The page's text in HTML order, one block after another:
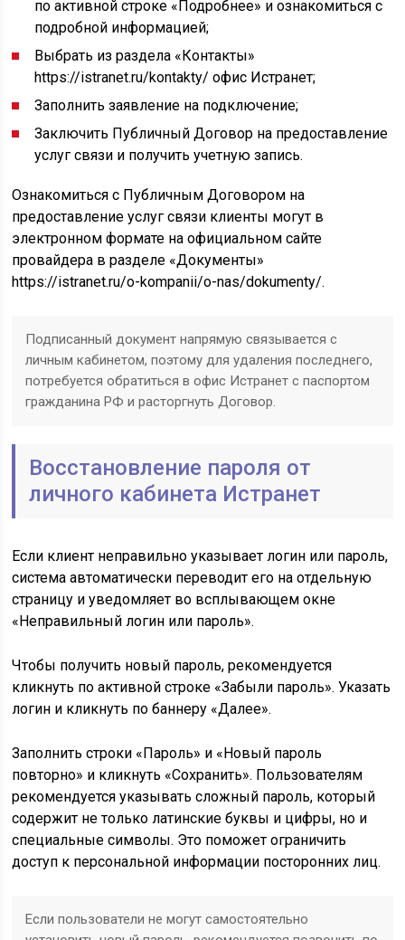
по активной строке «Подробнее» и ознакомиться с
подробной информацией;
Выбрать из раздела «Контакты»
https://istranet.ru/kontakty/ офис Истранет;
Заполнить заявление на подключение;
Заключить Публичный Договор на предоставление
услуг связи и получить учетную запись.
Ознакомиться с Публичным Договором на
предоставление услуг связи клиенты могут в
электронном формате на официальном сайте
провайдера в разделе «Документы»
https://istranet.ru/o-kompanii/o-nas/dokumenty/.
Подписанный документ напрямую связывается с
личным кабинетом, поэтому для удаления последнего,
потребуется обратиться в офис Истранет с паспортом
гражданина РФ и расторгнуть Договор.
Восстановление пароля от
личного кабинета Истранет
Если клиент неправильно указывает логин или пароль,
система автоматически переводит его на отдельную
страницу и уведомляет во всплывающем окне
«Неправильный логин или пароль».
Чтобы получить новый пароль, рекомендуется
кликнуть по активной строке «Забыли пароль». Указать
логин и кликнуть по баннеру «Далее».
Заполнить строки «Пароль» и «Новый пароль
повторно» и кликнуть «Сохранить». Пользователям
рекомендуется указывать сложный пароль, который
содержит не только латинские буквы и цифры, но и
специальные символы. Это поможет ограничить
доступ к персональной информации посторонних лиц.
Если пользователи не могут самостоятельно